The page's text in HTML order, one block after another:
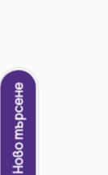
Ново търсене